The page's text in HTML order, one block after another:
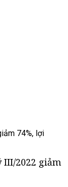
74%, lợi
2022 giảm